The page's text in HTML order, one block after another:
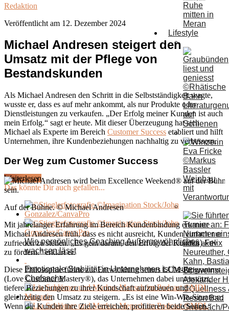
Ruhe
mitten in
Meran
Lifestyle
auf
Schienen
Weinbau
mit
Redaktion
Veröffentlicht am 12. Dezember 2024
Michael Andresen steigert den
Umsatz mit der Pflege von
Bestandskunden
Als Michael Andresen den Schritt in die Selbstständigkeit wagte,
wusste er, dass es auf mehr ankommt, als nur Produkte oder
Dienstleistungen zu verkaufen. „Der Erfolg meiner Kunden ist auch
mein Erfolg.“ sagt er heute. Mit dieser Überzeugung hat sich
Michael als Experte im Bereich Customer Success etabliert und hilft
Unternehmen, ihre Kundenbeziehungen nachhaltig zu verbessern.
Der Weg zum Customer Success
Auf der Bühne. © Michael Andresen
Mit jahrelanger Erfahrung im Bereich Kundenbindung erkannte
Michael Andresen früh, dass es nicht ausreicht, Kunden einfach nur
zufrieden zu stellen. „Es geht darum, den Erfolg der Kunden aktiv
zu fördern.“ erklärt er.
Diese Philosophie führte zur Entwicklung seines LCM-Programms
(Love Customer Mastery®), das Unternehmen dabei unterstützt,
tiefere Beziehungen zu ihrer Kundschaft aufzubauen und
gleichzeitig den Umsatz zu steigern. „Es ist eine Win-Win-Situation:
Wenn die Kunden ihre Ziele erreichen, profitieren beide Seiten.“
Weiterlesen
Das könnte Dir auch gefallen...
Wie persönliches Coaching Außergewöhnliches
wachsen lässt
Emotionale Stabilität in Unternehmen ist heute
Chefsache